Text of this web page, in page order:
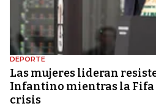
DEPORTE
Las mujeres lideran
Infantino mientras la Fifa
crisis